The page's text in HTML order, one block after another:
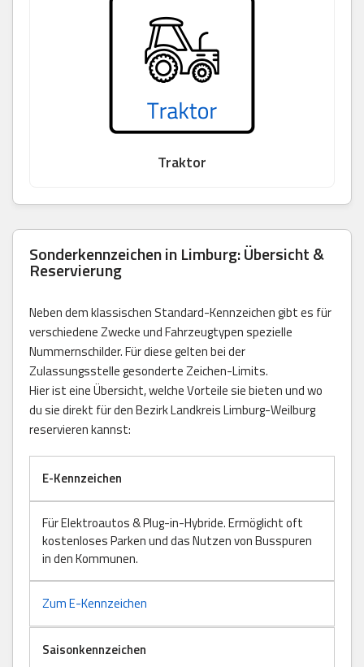
Traktor
Sonderkennzeichen in Limburg: Übersicht &
Reservierung
Neben dem klassischen Standard-Kennzeichen gibt es für
verschiedene Zwecke und Fahrzeugtypen spezielle
Nummernschilder. Für diese gelten bei der
Zulassungsstelle gesonderte Zeichen-Limits.
Hier ist eine Übersicht, welche Vorteile sie bieten und wo
du sie direkt für den Bezirk Landkreis Limburg-Weilburg
reservieren kannst:
E-Kennzeichen
Für Elektroautos & Plug-in-Hybride. Ermöglicht oft
kostenloses Parken und das Nutzen von Busspuren
in den Kommunen.
Zum E-Kennzeichen
Saisonkennzeichen